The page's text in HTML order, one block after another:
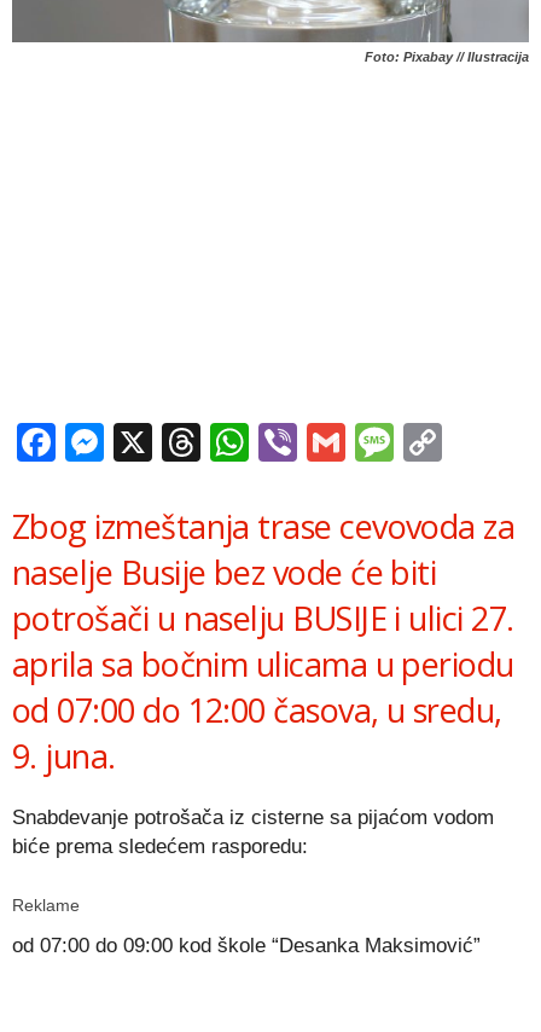
Foto: Pixabay // Ilustracija
Facebook
Messenger
X Threads
WhatsApp
ViberGmail
Zbog izmeštanja trase cevovoda za
naselje Busije bez vode će biti
potrošači u naselju BUSIJE i ulici 27.
aprila sa bočnim ulicama u periodu
od 07:00 do 12:00 časova, u sredu,
9. juna.
Snabdevanje potrošača iz cisterne sa pijaćom vodom
biće prema sledećem rasporedu:
Reklame
od 07:00 do 09:00 kod škole “Desanka Maksimović”